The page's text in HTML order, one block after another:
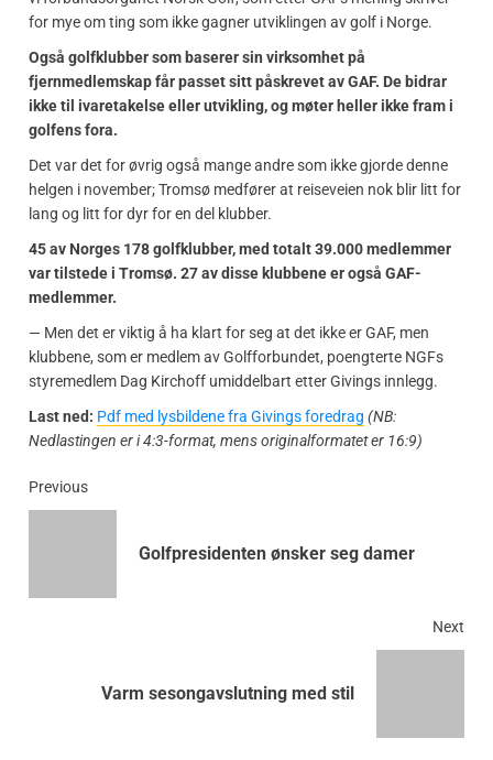
for mye om ting som ikke gagner utviklingen av golf i Norge.
Også golfklubber som baserer sin virksomhet på
fjernmedlemskap får passet sitt påskrevet av GAF. De bidrar
ikke til ivaretakelse eller utvikling, og møter heller ikke fram i
golfens fora.
Det var det for øvrig også mange andre som ikke gjorde denne
helgen i november; Tromsø medfører at reiseveien nok blir litt for
lang og litt for dyr for en del klubber.
45 av Norges 178 golfklubber, med totalt 39.000 medlemmer
var tilstede i Tromsø. 27 av disse klubbene er også GAF-
medlemmer.
— Men det er viktig å ha klart for seg at det ikke er GAF, men
klubbene, som er medlem av Golfforbundet, poengterte NGFs
styremedlem Dag Kirchoff umiddelbart etter Givings innlegg.
Last ned: Pdf med lysbildene fra Givings foredrag (NB:
Nedlastingen er i 4:3-format, mens originalformatet er 16:9)
Previous
Golfpresidenten ønsker seg damer
Next
Varm sesongavslutning med stil